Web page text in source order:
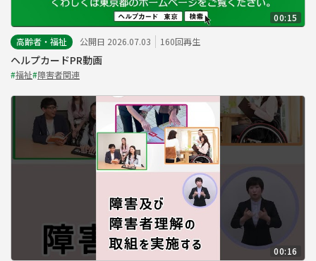
00:15
高齢者・福祉
公開日 2026.07.03 160回再生
ヘルプカードPR動画
#福祉#障害者関連
00:16